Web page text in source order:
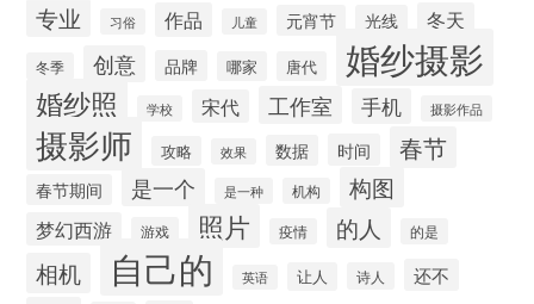
专业 习俗 作品 儿童 元宵节 光线 冬天
冬季 创意 品牌 哪家 唐代 婚纱摄影
婚纱照 学校 宋代 工作室 手机 摄影作品
摄影师 攻略 效果 数据 时间 春节
春节期间 是一个 是一种 机构 构图
梦幻西游 游戏 照片 疫情 的人 的是
相机 自己的 英语 让人 诗人
还不